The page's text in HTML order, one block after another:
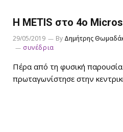
Η METIS στο 4ο
29/05/2019 By Δημήτρης
συνέδρια
Πέρα από τη φυσική
πρωταγωνίστησε στην